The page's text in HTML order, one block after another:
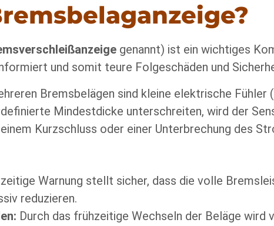
genannt) ist ein wichtiges
und somit teure Folgeschäden und
Bremsbelägen sind kleine elektrische
Mindestdicke unterschreiten, wird der
Kurzschluss oder einer Unterbrechung des
Warnung stellt sicher, dass die volle
reduzieren.
Durch das frühzeitige Wechseln der Beläge